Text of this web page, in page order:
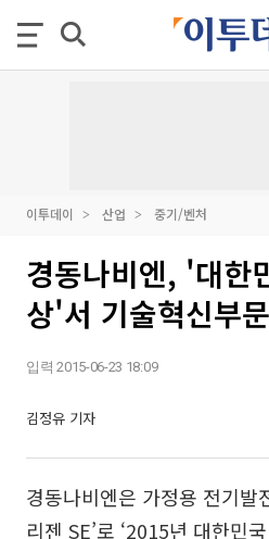
이투데이 산업 중기/벤처
경동나비엔, '대한
상'서 기술혁신부
입력 2015-06-23 18:09
김정유 기자
경동나비엔은 가정용 전기발
리젠 SE’로 ‘2015년 대한민